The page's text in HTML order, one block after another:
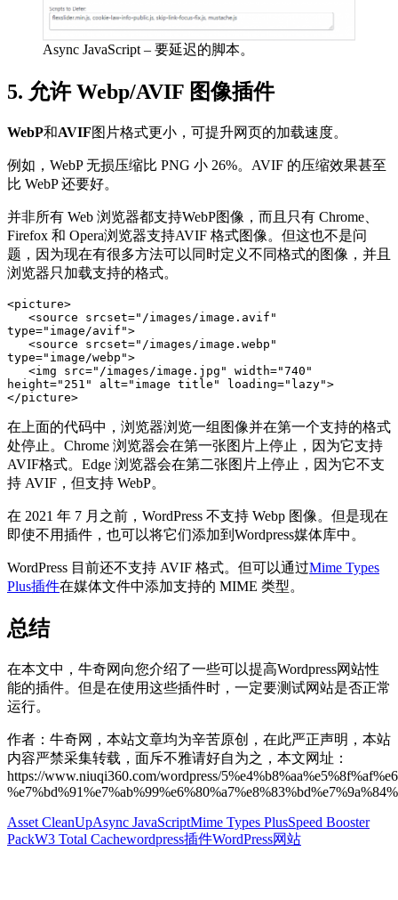
Async JavaScript – 要延迟的脚本。
5. 允许 Webp/AVIF 图像插件
WebP和AVIF图片格式更小，可提升网页的加载速度。
例如，WebP 无损压缩比 PNG 小 26%。AVIF 的压缩效果甚至
比 WebP 还要好。
并非所有 Web 浏览器都支持WebP图像，而且只有 Chrome、
Firefox 和 Opera浏览器支持AVIF 格式图像。但这也不是问
题，因为现在有很多方法可以同时定义不同格式的图像，并且
浏览器只加载支持的格式。
<picture>
type="image/avif">
type="image/webp">
height="251" alt="image title" loading="lazy">
在上面的代码中，浏览器浏览一组图像并在第一个支持的格式
处停止。Chrome 浏览器会在第一张图片上停止，因为它支持
AVIF格式。Edge 浏览器会在第二张图片上停止，因为它不支
持 AVIF，但支持 WebP。
在 2021 年 7 月之前，WordPress 不支持 Webp 图像。但是现在
即使不用插件，也可以将它们添加到Wordpress媒体库中。
WordPress 目前还不支持 AVIF 格式。但可以通过Mime Types
Plus插件在媒体文件中添加支持的 MIME 类型。
总结
在本文中，牛奇网向您介绍了一些可以提高Wordpress网站性
能的插件。但是在使用这些插件时，一定要测试网站是否正常
运行。
作者：牛奇网，本站文章均为辛苦原创，在此严正声明，本站
内容严禁采集转载，面斥不雅请好自为之，本文网址：
https://www.niuqi360.com/wordpress/
Asset CleanUpAsync JavaScriptMime Types PlusSpeed Booster
PackW3 Total Cachewordpress插件WordPress网站